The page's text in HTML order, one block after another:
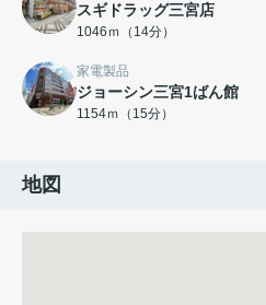
スギドラッグ三宮店
1046ｍ（14分）
家電製品
ジョーシン三宮1ばん館
1154ｍ（15分）
地図